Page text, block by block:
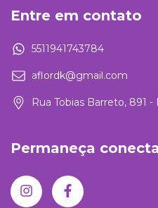
Entre em contato
5511941743784
aflordk@gmail.com
Rua Tobias Barreto, 891
Permaneça